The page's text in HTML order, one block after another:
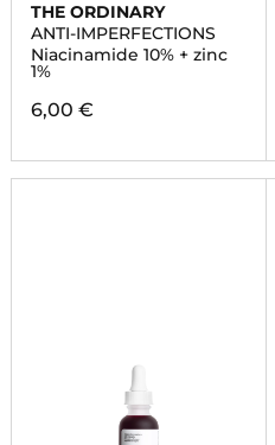
THE ORDINARY
ANTI-IMPERFECTIONS
Niacinamide 10% + zinc
1%
6,00 €